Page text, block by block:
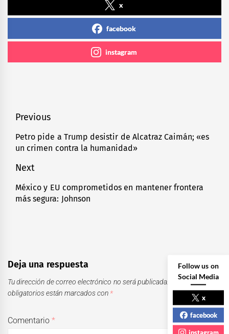
x
facebook
instagram
Navegación
de
entradas
Previous
Previous
post:
Petro pide a Trump desistir de Alcatraz Caimán; «es
un crimen contra la humanidad»
Next
Next
post:
México y EU comprometidos en mantener frontera
más segura: Johnson
Deja una respuesta
Tu dirección de correo electrónico no será publicada.
Los campos
obligatorios están marcados con *
Comentario*
Follow us on
Social Media
x
facebook
instagram